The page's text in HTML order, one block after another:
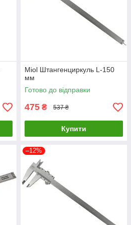
Miol Штангенциркуль L-150
мм
Готово до відправки
475 ₴ 537 ₴
Купити
–12%